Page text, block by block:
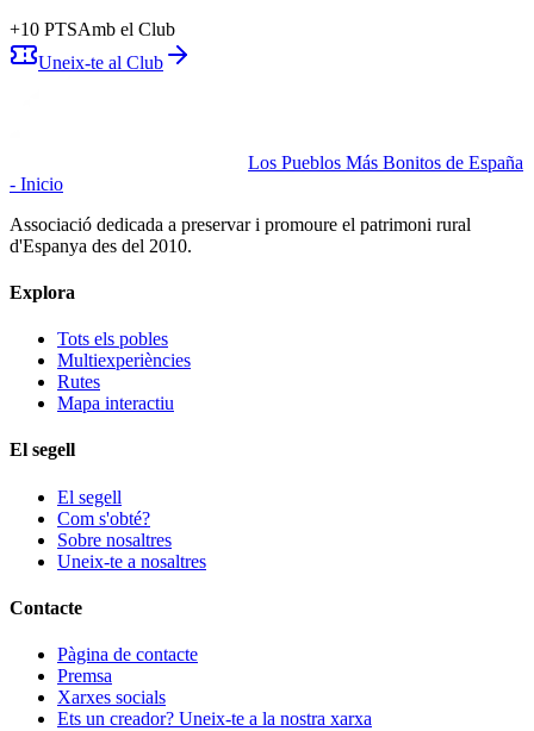
+10 PTSAmb el Club
Uneix-te al Club
Los Pueblos Más Bonitos de España
- Inicio
Associació dedicada a preservar i promoure el patrimoni rural
d'Espanya des del 2010.
Explora
Tots els pobles
Multiexperiències
Rutes
Mapa interactiu
El segell
El segell
Com s'obté?
Sobre nosaltres
Uneix-te a nosaltres
Contacte
Pàgina de contacte
Premsa
Xarxes socials
Ets un creador? Uneix-te a la nostra xarxa